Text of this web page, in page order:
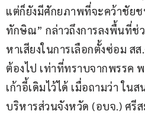
แต่ก็ยังมีศักยภาพที่จะคว้าชัย
ทักษิณ” กล่าวถึงการลงพื้นที่ช่
หาเสียงในการเลือกตั้งซ่อม ส
ต้องไป เท่าที่ทราบจากพรรค
เก้าอี้เดิมไว้ได้ เมื่อถามว่า ใน
บริหารส่วนจังหวัด (อบจ.) ศรี